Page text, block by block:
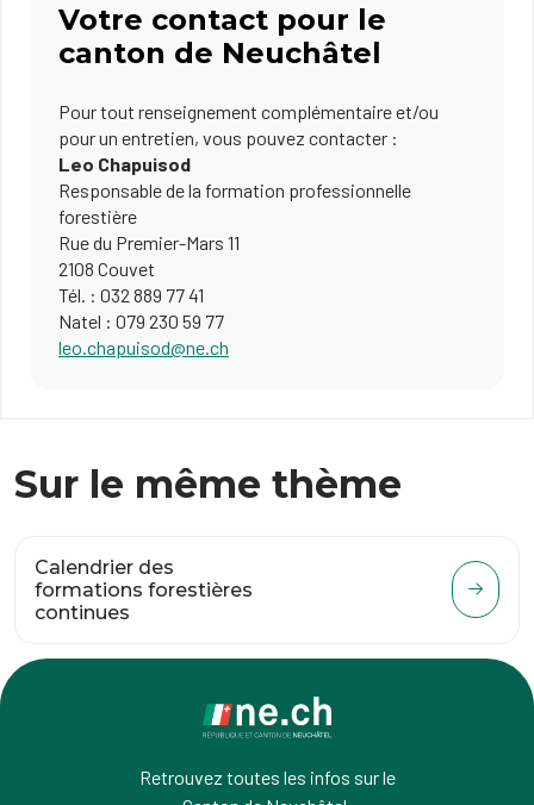
Votre contact pour le
canton de Neuchâtel
Pour tout renseignement complémentaire et/ou
pour un entretien, vous pouvez contacter :
Leo Chapuisod
Responsable de la formation professionnelle
forestière
Rue du Premier-Mars 11
2​108 Couvet
Tél. ​: 032 889 77 41
Natel : 079 230 59 77
leo.chapuisod@ne.ch​
Sur le même thème
Calendrier des
formations forestières
continues
Retrouvez toutes les infos sur le